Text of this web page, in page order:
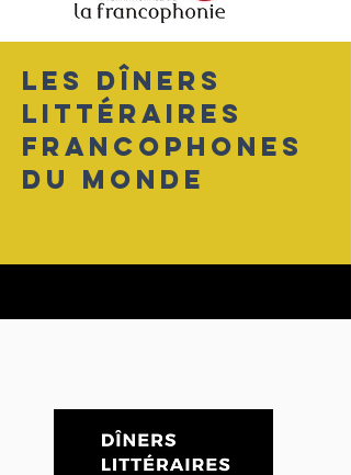
LES DÎNERS
LITTÉRAIRES
FRANCOPHONES
DU MONDE​